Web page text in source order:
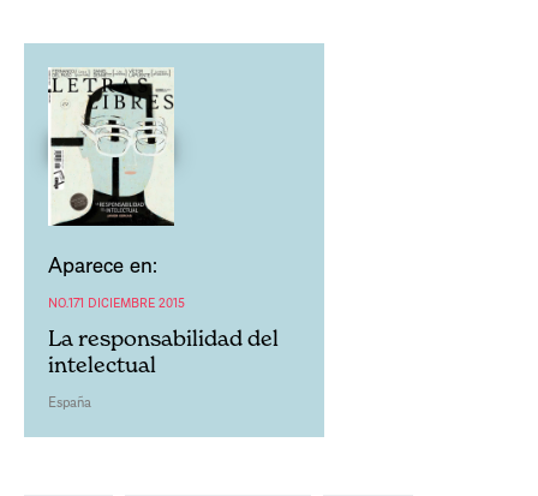
Aparece en:
NO.171 DICIEMBRE 2015
La responsabilidad del
intelectual
España